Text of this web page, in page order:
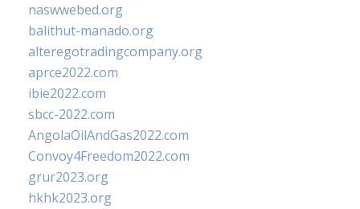
naswwebed.org
balithut-manado.org
alteregotradingcompany.org
aprce2022.com
ibie2022.com
sbcc-2022.com
AngolaOilAndGas2022.com
Convoy4Freedom2022.com
grur2023.org
hkhk2023.org